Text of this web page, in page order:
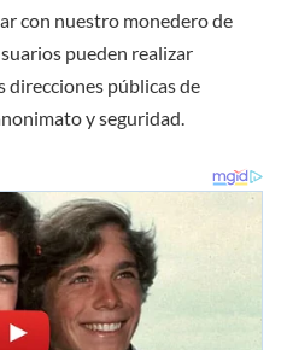
con nuestro monedero de
pueden realizar
direcciones públicas de
y seguridad.